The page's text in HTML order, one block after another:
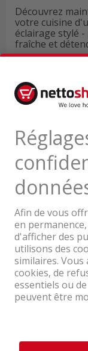
Découvrez
votre cuisine
éclairage stylé
fraîche et
Données